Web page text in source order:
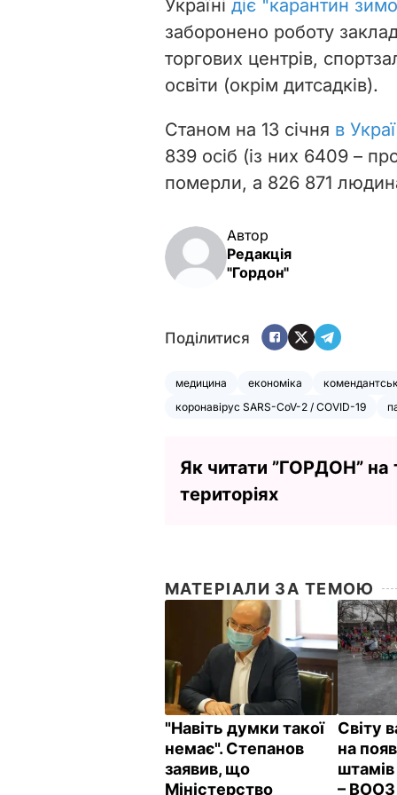
Україні діє "карантин
заборонено роботу
торгових центрів,
освіти (окрім дитсадків).
Станом на 13 січня в
839 осіб (із них 6409 –
померли, а 826 871
Автор
Редакція
"Гордон"
Поділитися
медицина економіка
коронавірус SARS-CoV-2 / COVID-19
Як читати ”ГОРДОН” на
територіях
МАТЕРІАЛИ ЗА ТЕМОЮ
"Навіть думки такої
немає". Степанов
заявив, що
Міністерство
Світу
на
–